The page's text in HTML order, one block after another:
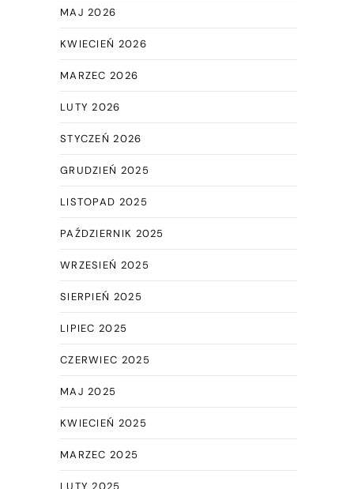
MAJ 2026
KWIECIEŃ 2026
MARZEC 2026
LUTY 2026
STYCZEŃ 2026
GRUDZIEŃ 2025
LISTOPAD 2025
PAŹDZIERNIK 2025
WRZESIEŃ 2025
SIERPIEŃ 2025
LIPIEC 2025
CZERWIEC 2025
MAJ 2025
KWIECIEŃ 2025
MARZEC 2025
LUTY 2025